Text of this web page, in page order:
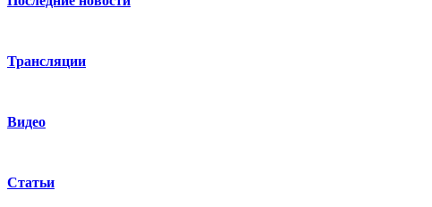
Трансляции
Видео
Статьи